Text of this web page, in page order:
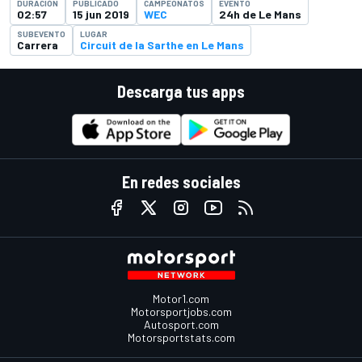
DURACIÓN
02:57
PUBLICADO
15 jun 2019
CAMPEONATOS
WEC
EVENTO
24h de Le Mans
SUBEVENTO
Carrera
LUGAR
Circuit de la Sarthe en Le Mans
Descarga tus apps
En redes sociales
Motor1.com
Motorsportjobs.com
Autosport.com
Motorsportstats.com